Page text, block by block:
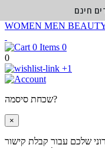
WOMEN MEN
0
0
+1
שכחת סיסמה?
×
שלכם עבור קבלת קישור
חינם